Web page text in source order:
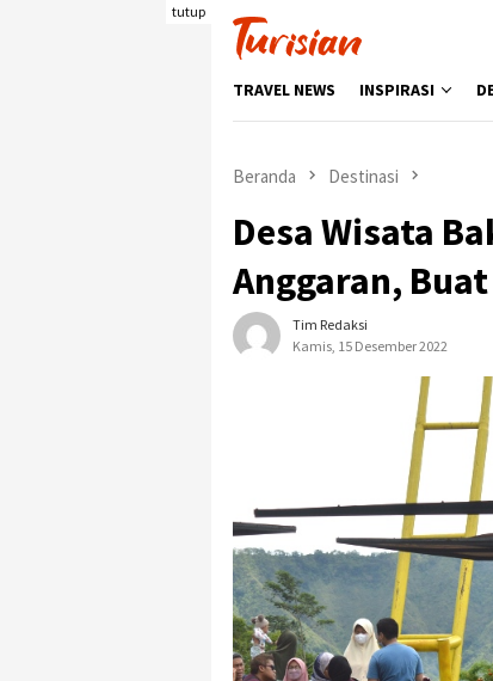
tutup
TRAVEL NEWS INSPIRASI
Beranda Destinasi
Desa Wisata
Anggaran,
Tim Redaksi
Kamis, 15 Desember 2022